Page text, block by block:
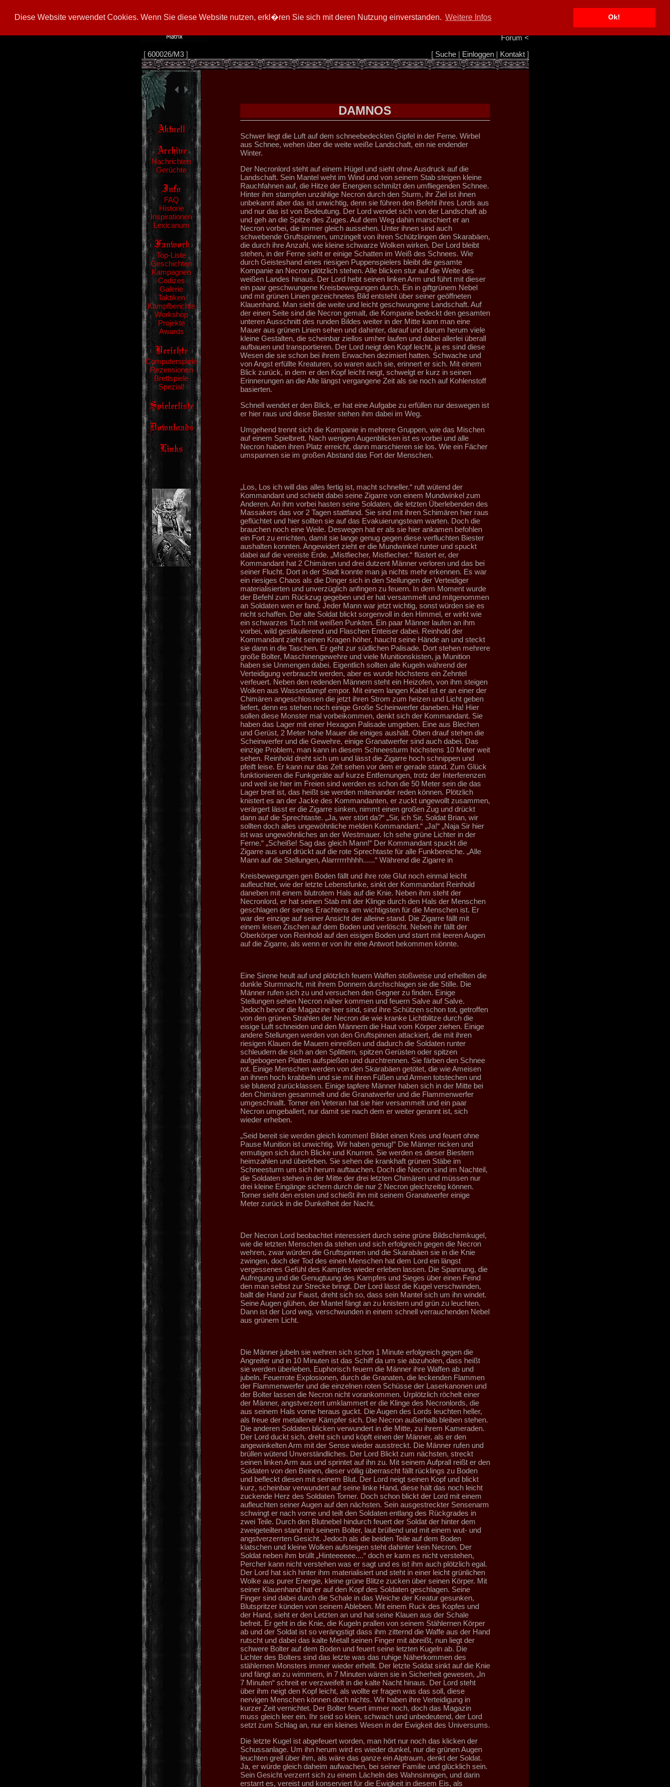
Diese Website verwendet Cookies. Wenn Sie diese Website nutzen, erkl�ren Sie sich mit deren Nutzung einverstanden. Weitere Infos Ok!
Info/Impressum
Forum<
[ 600026/M3] [ Suche| Einloggen| Kontakt]
Nachrichten
Gerüchte
FAQ
Historie
Inspirationen
Lexicanum
Top-Liste
Geschichten
Kampagnen
Codizes
Galerie
Taktiken
Kampfberichte
Workshop
Projekte
Awards
Computerspiele
Rezensionen
Brettspiele
Spezial!
DAMNOS
Schwer liegt die Luft auf dem schneebedeckten Gipfel in der Ferne. Wirbel
aus Schnee, wehen über die weite weiße Landschaft, ein nie endender
Winter.
Der Necronlord steht auf einem Hügel und sieht ohne Ausdruck auf die
Landschaft. Sein Mantel weht im Wind und von seinem Stab steigen kleine
Rauchfahnen auf, die Hitze der Energien schmilzt den umfliegenden Schnee.
Hinter ihm stampfen unzählige Necron durch den Sturm, ihr Ziel ist ihnen
unbekannt aber das ist unwichtig, denn sie führen den Befehl ihres Lords aus
und nur das ist von Bedeutung. Der Lord wendet sich von der Landschaft ab
und geh an die Spitze des Zuges. Auf dem Weg dahin marschiert er an
Necron vorbei, die immer gleich aussehen. Unter ihnen sind auch
schwebende Gruftspinnen, umzingelt von ihren Schützlingen den Skarabäen,
die durch ihre Anzahl, wie kleine schwarze Wolken wirken. Der Lord bleibt
stehen, in der Ferne sieht er einige Schatten im Weiß des Schnees. Wie
durch Geisteshand eines riesigen Puppenspielers bleibt die gesamte
Kompanie an Necron plötzlich stehen. Alle blicken stur auf die Weite des
weißen Landes hinaus. Der Lord hebt seinen linken Arm und führt mit dieser
ein paar geschwungene Kreisbewegungen durch. Ein in giftgrünem Nebel
und mit grünen Linien gezeichnetes Bild entsteht über seiner geöffneten
Klauenhand. Man sieht die weite und leicht geschwungene Landschaft. Auf
der einen Seite sind die Necron gemalt, die Kompanie bedeckt den gesamten
unteren Ausschnitt des runden Bildes weiter in der Mitte kann man eine
Mauer aus grünen Linien sehen und dahinter, darauf und darum herum viele
kleine Gestalten, die scheinbar ziellos umher laufen und dabei allerlei überall
aufbauen und transportieren. Der Lord neigt den Kopf leicht, ja es sind diese
Wesen die sie schon bei ihrem Erwachen dezimiert hatten. Schwache und
von Angst erfüllte Kreaturen, so waren auch sie, erinnert er sich. Mit einem
Blick zurück, in dem er den Kopf leicht neigt, schwelgt er kurz in seinen
Erinnerungen an die Alte längst vergangene Zeit als sie noch auf Kohlenstoff
basierten.
Schnell wendet er den Blick, er hat eine Aufgabe zu erfüllen nur deswegen ist
er hier raus und diese Biester stehen ihm dabei im Weg.
Umgehend trennt sich die Kompanie in mehrere Gruppen, wie das Mischen
auf einem Spielbrett. Nach wenigen Augenblicken ist es vorbei und alle
Necron haben ihren Platz erreicht, dann marschieren sie los. Wie ein Fächer
umspannen sie im großen Abstand das Fort der Menschen.
„Los, Los ich will das alles fertig ist, macht schneller.“ ruft wütend der
Kommandant und schiebt dabei seine Zigarre von einem Mundwinkel zum
Anderen. An ihm vorbei hasten seine Soldaten, die letzten Überlebenden des
Massakers das vor 2 Tagen stattfand. Sie sind mit ihren Schimären hier raus
geflüchtet und hier sollten sie auf das Evakuierungsteam warten. Doch die
brauchen noch eine Weile. Deswegen hat er als sie hier ankamen befohlen
ein Fort zu errichten, damit sie lange genug gegen diese verfluchten Biester
aushalten konnten. Angewidert zieht er die Mundwinkel runter und spuckt
dabei auf die vereiste Erde. „Mistfiecher, Mistfiecher.“ flüstert er, der
Kommandant hat 2 Chimären und drei dutzent Männer verloren und das bei
seiner Flucht. Dort in der Stadt konnte man ja nichts mehr erkennen. Es war
ein riesiges Chaos als die Dinger sich in den Stellungen der Verteidiger
materialisierten und unverzüglich anfingen zu feuern. In dem Moment wurde
der Befehl zum Rückzug gegeben und er hat versammelt und mitgenommen
an Soldaten wen er fand. Jeder Mann war jetzt wichtig, sonst würden sie es
nicht schaffen. Der alte Soldat blickt sorgenvoll in den Himmel, er wirkt wie
ein schwarzes Tuch mit weißen Punkten. Ein paar Männer laufen an ihm
vorbei, wild gestikulierend und Flaschen Enteiser dabei. Reinhold der
Kommandant zieht seinen Kragen höher, haucht seine Hände an und steckt
sie dann in die Taschen. Er geht zur südlichen Palisade. Dort stehen mehrere
große Bolter, Maschinengewehre und viele Munitionskisten, ja Munition
haben sie Unmengen dabei. Eigentlich sollten alle Kugeln während der
Verteidigung verbraucht werden, aber es wurde höchstens ein Zehntel
verfeuert. Neben den redenden Männern steht ein Heizofen, von ihm steigen
Wolken aus Wasserdampf empor. Mit einem langen Kabel ist er an einer der
Chimären angeschlossen die jetzt ihren Strom zum heizen und Licht geben
liefert, denn es stehen noch einige Große Scheinwerfer daneben. Ha! Hier
sollen diese Monster mal vorbeikommen, denkt sich der Kommandant. Sie
haben das Lager mit einer Hexagon Palisade umgeben. Eine aus Blechen
und Gerüst, 2 Meter hohe Mauer die einiges aushält. Oben drauf stehen die
Scheinwerfer und die Gewehre, einige Granatwerfer sind auch dabei. Das
einzige Problem, man kann in diesem Schneesturm höchstens 10 Meter weit
sehen. Reinhold dreht sich um und lässt die Zigarre hoch schnippen und
pfeift leise. Er kann nur das Zelt sehen vor dem er gerade stand. Zum Glück
funktionieren die Funkgeräte auf kurze Entfernungen, trotz der Interferenzen
und weil sie hier im Freien sind werden es schon die 50 Meter sein die das
Lager breit ist, das heißt sie werden miteinander reden können. Plötzlich
knistert es an der Jacke des Kommandanten, er zuckt ungewollt zusammen,
verärgert lässt er die Zigarre sinken, nimmt einen großen Zug und drückt
dann auf die Sprechtaste. „Ja, wer stört da?“ „Sir, ich Sir, Soldat Brian, wir
sollten doch alles ungewöhnliche melden Kommandant.“ „Ja!“ „Naja Sir hier
ist was ungewöhnliches an der Westmauer. Ich sehe grüne Lichter in der
Ferne.“ „Scheiße! Sag das gleich Mann!“ Der Kommandant spuckt die
Zigarre aus und drückt auf die rote Sprechtaste für alle Funkbereiche. „Alle
Mann auf die Stellungen, Alarrrrrrhhhh......“ Während die Zigarre in
Kreisbewegungen gen Boden fällt und ihre rote Glut noch einmal leicht
aufleuchtet, wie der letzte Lebensfunke, sinkt der Kommandant Reinhold
daneben mit einem blutrotem Hals auf die Knie. Neben ihm steht der
Necronlord, er hat seinen Stab mit der Klinge durch den Hals der Menschen
geschlagen der seines Erachtens am wichtigsten für die Menschen ist. Er
war der einzige auf seiner Ansicht der alleine stand. Die Zigarre fällt mit
einem leisen Zischen auf dem Boden und verlöscht. Neben ihr fällt der
Oberkörper von Reinhold auf den eisigen Boden und starrt mit leeren Augen
auf die Zigarre, als wenn er von ihr eine Antwort bekommen könnte.
Eine Sirene heult auf und plötzlich feuern Waffen stoßweise und erhellten die
dunkle Sturmnacht, mit ihrem Donnern durchschlagen sie die Stille. Die
Männer rufen sich zu und versuchen den Gegner zu finden. Einige
Stellungen sehen Necron näher kommen und feuern Salve auf Salve.
Jedoch bevor die Magazine leer sind, sind ihre Schützen schon tot, getroffen
von den grünen Strahlen der Necron die wie kranke Lichtblitze durch die
eisige Luft schneiden und den Männern die Haut vom Körper ziehen. Einige
andere Stellungen werden von den Gruftspinnen attackiert, die mit ihren
riesigen Klauen die Mauern einreißen und dadurch die Soldaten runter
schleudern die sich an den Splittern, spitzen Gerüsten oder spitzen
aufgebogenen Platten aufspießen und durchtrennen. Sie färben den Schnee
rot. Einige Menschen werden von den Skarabäen getötet, die wie Ameisen
an ihnen hoch krabbeln und sie mit ihren Füßen und Armen totstechen und
sie blutend zurücklassen. Einige tapfere Männer haben sich in der Mitte bei
den Chimären gesammelt und die Granatwerfer und die Flammenwerfer
umgeschnallt. Torner ein Veteran hat sie hier versammelt und ein paar
Necron umgeballert, nur damit sie nach dem er weiter gerannt ist, sich
wieder erheben.
„Seid bereit sie werden gleich kommen! Bildet einen Kreis und feuert ohne
Pause Munition ist unwichtig. Wir haben genug!“ Die Männer nicken und
ermutigen sich durch Blicke und Knurren. Sie werden es dieser Biestern
heimzahlen und überleben. Sie sehen die krankhaft grünen Stäbe im
Schneesturm um sich herum auftauchen. Doch die Necron sind im Nachteil,
die Soldaten stehen in der Mitte der drei letzten Chimären und müssen nur
drei kleine Eingänge sichern durch die nur 2 Necron gleichzeitig können.
Torner sieht den ersten und schießt ihn mit seinem Granatwerfer einige
Meter zurück in die Dunkelheit der Nacht.
Der Necron Lord beobachtet interessiert durch seine grüne Bildschirmkugel,
wie die letzten Menschen da stehen und sich erfolgreich gegen die Necron
wehren, zwar würden die Gruftspinnen und die Skarabäen sie in die Knie
zwingen, doch der Tod des einen Menschen hat dem Lord ein längst
vergessenes Gefühl des Kampfes wieder erleben lassen. Die Spannung, die
Aufregung und die Genugtuung des Kampfes und Sieges über einen Feind
den man selbst zur Strecke bringt. Der Lord lässt die Kugel verschwinden,
ballt die Hand zur Faust, dreht sich so, dass sein Mantel sich um ihn windet.
Seine Augen glühen, der Mantel fängt an zu knistern und grün zu leuchten.
Dann ist der Lord weg, verschwunden in einem schnell verrauchenden Nebel
aus grünem Licht.
Die Männer jubeln sie wehren sich schon 1 Minute erfolgreich gegen die
Angreifer und in 10 Minuten ist das Schiff da um sie abzuholen, dass heißt
sie werden überleben. Euphorisch feuern die Männer ihre Waffen ab und
jubeln. Feuerrote Explosionen, durch die Granaten, die leckenden Flammen
der Flammenwerfer und die einzelnen roten Schüsse der Laserkanonen und
der Bolter lassen die Necron nicht vorankommen. Urplötzlich röchelt einer
der Männer, angstverzerrt umklammert er die Klinge des Necronlords, die
aus seinem Hals vorne heraus guckt. Die Augen des Lords leuchten heller,
als freue der metallener Kämpfer sich. Die Necron außerhalb bleiben stehen.
Die anderen Soldaten blicken verwundert in die Mitte, zu ihrem Kameraden.
Der Lord duckt sich, dreht sich und köpft einen der Männer, als er den
angewinkelten Arm mit der Sense wieder ausstreckt. Die Männer rufen und
brüllen wütend Unverständliches. Der Lord Blickt zum nächsten, streckt
seinen linken Arm aus und sprintet auf ihn zu. Mit seinem Aufprall reißt er den
Soldaten von den Beinen, dieser völlig überrascht fällt rücklings zu Boden
und befleckt diesen mit seinem Blut. Der Lord neigt seinen Kopf und blickt
kurz, scheinbar verwundert auf seine linke Hand, diese hält das noch leicht
zuckende Herz des Soldaten Torner. Doch schon blickt der Lord mit einem
aufleuchten seiner Augen auf den nächsten. Sein ausgestreckter Sensenarm
schwingt er nach vorne und teilt den Soldaten entlang des Rückgrades in
zwei Teile. Durch den Blutnebel hindurch feuert der Soldat der hinter dem
zweigeteilten stand mit seinem Bolter, laut brüllend und mit einem wut- und
angstverzerrten Gesicht. Jedoch als die beiden Teile auf dem Boden
klatschen und kleine Wolken aufsteigen steht dahinter kein Necron. Der
Soldat neben ihm brüllt „Hinteeeeee....“ doch er kann es nicht verstehen,
Percher kann nicht verstehen was er sagt und es ist ihm auch plötzlich egal.
Der Lord hat sich hinter ihm materialisiert und steht in einer leicht grünlichen
Wolke aus purer Energie, kleine grüne Blitze zucken über seinen Körper. Mit
seiner Klauenhand hat er auf den Kopf des Soldaten geschlagen. Seine
Finger sind dabei durch die Schale in das Weiche der Kreatur gesunken,
Blutspritzer künden von seinem Ableben. Mit einem Ruck des Kopfes und
der Hand, sieht er den Letzten an und hat seine Klauen aus der Schale
befreit. Er geht in die Knie, die Kugeln prallen von seinem Stählernen Körper
ab und der Soldat ist so verängstigt dass ihm zitternd die Waffe aus der Hand
rutscht und dabei das kalte Metall seinen Finger mit abreißt, nun liegt der
schwere Bolter auf dem Boden und feuert seine letzten Kugeln ab. Die
Lichter des Bolters sind das letzte was das ruhige Näherkommen des
stählernen Monsters immer wieder erhellt. Der letzte Soldat sinkt auf die Knie
und fängt an zu wimmern, in 7 Minuten wären sie in Sicherheit gewesen, „In
7 Minuten“ schreit er verzweifelt in die kalte Nacht hinaus. Der Lord steht
über ihm neigt den Kopf leicht, als wollte er fragen was das soll, diese
nervigen Menschen können doch nichts. Wir haben ihre Verteidigung in
kurzer Zeit vernichtet. Der Bolter feuert immer noch, doch das Magazin
muss gleich leer ein. Ihr seid so klein, schwach und unbedeutend, der Lord
setzt zum Schlag an, nur ein kleines Wesen in der Ewigkeit des Universums.
Die letzte Kugel ist abgefeuert worden, man hört nur noch das klicken der
Schussanlage. Um ihn herum wird es wieder dunkel, nur die grünen Augen
leuchten grell über ihm, als wäre das ganze ein Alptraum, denkt der Soldat.
Ja, er würde gleich daheim aufwachen, bei seiner Familie und glücklich sein.
Sein Gesicht verzerrt sich zu einem Lächeln des Wahnsinnigen, und darin
erstarrt es, vereist und konserviert für die Ewigkeit in diesem Eis, als